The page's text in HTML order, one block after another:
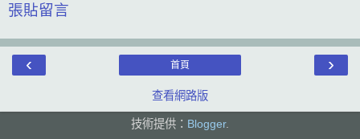
張貼留言
‹ ›
首頁
查看網路版
技術提供： Blogger.